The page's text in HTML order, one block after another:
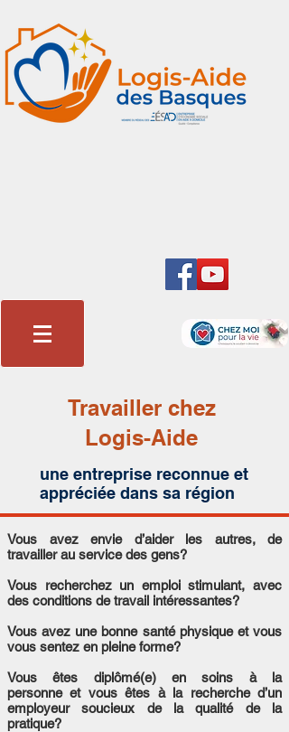
Travailler chez
Logis-Aide
une entreprise reconnue et
appréciée dans sa région
Vous avez envie d’aider les autres, de
travailler au service des gens?
Vous recherchez un emploi stimulant, avec
des conditions de travail intéressantes?
Vous avez une bonne santé physique et vous
vous sentez en pleine forme?
Vous êtes diplômé(e) en soins à la
personne et vous êtes à la recherche d’un
employeur soucieux de la qualité de la
pratique?